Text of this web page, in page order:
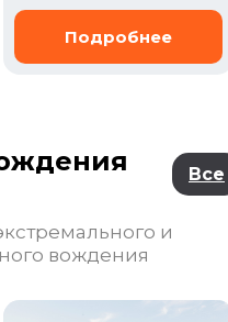
Все
и
вождения